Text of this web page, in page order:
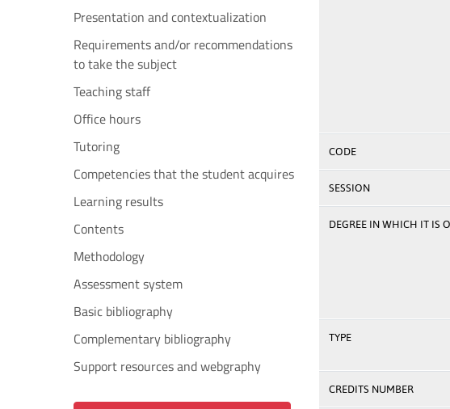
Presentation and contextualization
Requirements and/or recommendations
to take the subject
Teaching staff
Office hours
Tutoring
Competencies that the student acquires
Learning results
Contents
Methodology
Assessment system
Basic bibliography
Complementary bibliography
Support resources and webgraphy
CODE
SESSION
DEGREE IN WHICH IT IS
TYPE
CREDITS NUMBER